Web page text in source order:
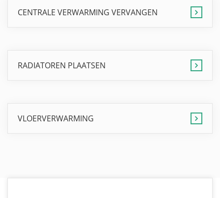
CENTRALE VERWARMING VERVANGEN
RADIATOREN PLAATSEN
VLOERVERWARMING